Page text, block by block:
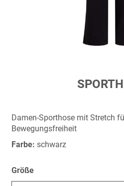
springen
Damen-Sporthose mit Stretch
Bewegungsfreiheit
Farbe: schwarz
Größe